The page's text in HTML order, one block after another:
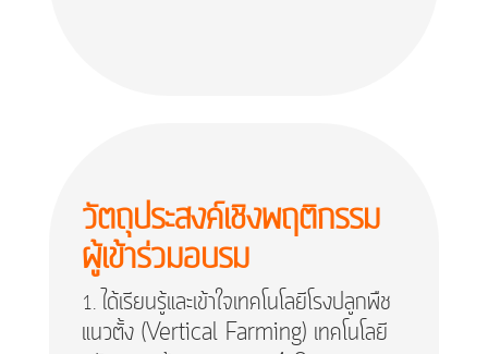
วัตถุประสงค์เชิงพฤติกรรม
ผู้เข้าร่วมอบรม
ได้เรียนรู้และเข้าใจเทคโนโลยีโรงปลูกพืช
แนวตั้ง (Vertical Farming) เทคโนโลยี